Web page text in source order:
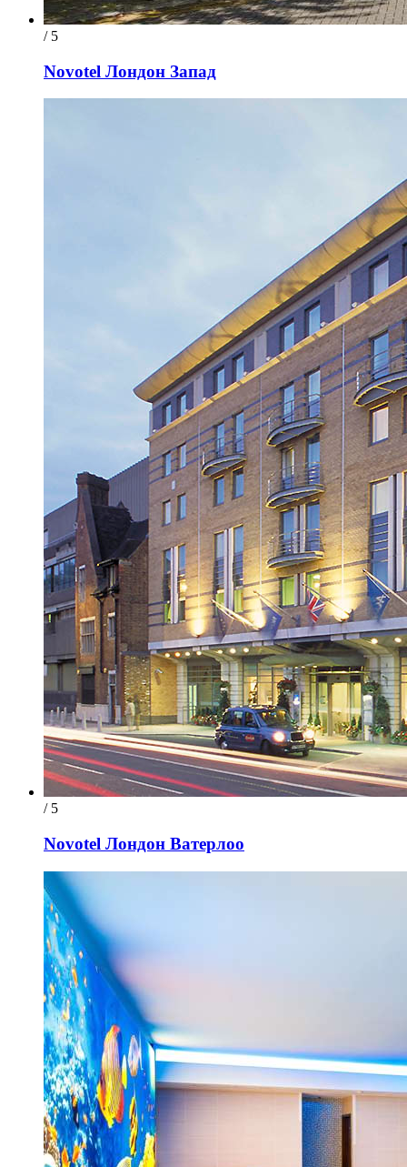
/ 5
Novotel Лондон Запад
/ 5
Novotel Лондон Ватерлоо